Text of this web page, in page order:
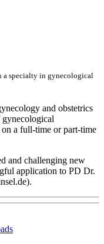
a specialty in gynecological
and obstetrics
a full-time or part-time
and challenging new
application to PD Dr.